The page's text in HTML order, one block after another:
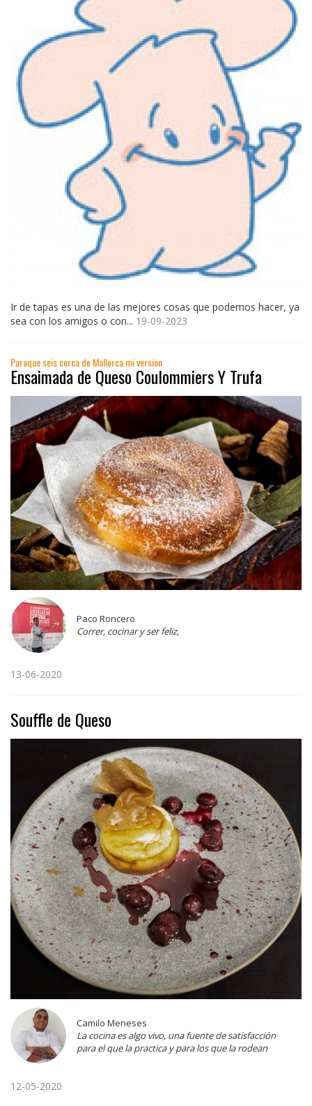
Ir de tapas es una de las mejores cosas que podemos hacer, ya
sea con los amigos o con... 19-09-2023
Paraque seis cerca de Mallorca mi version
Ensaimada de Queso Coulommiers Y Trufa
Paco Roncero
Correr, cocinar y ser feliz,
13-06-2020
Souffle de Queso
Camilo Meneses
La cocina es algo vivo, una fuente de satisfacción
para el que la practica y para los que la rodean
12-05-2020